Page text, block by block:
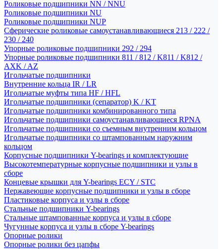
Роликовые подшипники NN / NNU
Роликовые подшипники NU
Роликовые подшипники NUP
Сферические роликовые самоустанавливающиеся 213 / 222 /
230 / 240
Упорные роликовые подшипники 292 / 294
Упорные роликовые подшипники 811 / 812 / K811 / K812 /
AXK / AZ
Игольчатые подшипники
Внутренние кольца IR / LR
Игольчатые муфты типа HF / HFL
Игольчатые подшипники (сепаратор) K / KT
Игольчатые подшипники комбинированного типа
Игольчатые подшипники самоустанавливающиеся RPNA
Игольчатые подшипники со съемным внутренним кольцом
Игольчатые подшипники со штампованным наружним
кольцом
Корпусные подшипники Y-bearings и комплектующие
Высокотемпературные корпусные подшипники и узлы в
сборе
Концевые крышки для Y-bearings ECY / STC
Нержавеющие корпусные подшипники и узлы в сборе
Пластиковые корпуса и узлы в сборе
Стальные подшипники Y-bearings
Стальные штампованные корпуса и узлы в сборе
Чугунные корпуса и узлы в сборе Y-bearings
Опорные ролики
Опорные ролики без цапфы